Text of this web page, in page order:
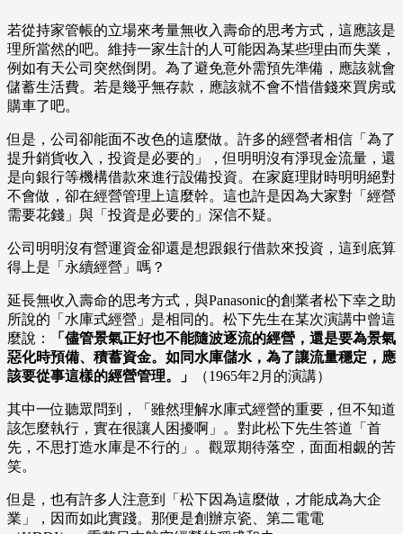
若從持家管帳的立場來考量無收入壽命的思考方式，這應該是
理所當然的吧。維持一家生計的人可能因為某些理由而失業，
例如有天公司突然倒閉。為了避免意外需預先準備，應該就會
儲蓄生活費。若是幾乎無存款，應該就不會不惜借錢來買房或
購車了吧。
但是，公司卻能面不改色的這麼做。許多的經營者相信「為了
提升銷貨收入，投資是必要的」，但明明沒有淨現金流量，還
是向銀行等機構借款來進行設備投資。在家庭理財時明明絕對
不會做，卻在經營管理上這麼幹。這也許是因為大家對「經營
需要花錢」與「投資是必要的」深信不疑。
公司明明沒有營運資金卻還是想跟銀行借款來投資，這到底算
得上是「永續經營」嗎？
延長無收入壽命的思考方式，與Panasonic的創業者松下幸之助
所說的「水庫式經營」是相同的。松下先生在某次演講中曾這
麼說：
「儘管景氣正好也不能隨波逐流的經營，還是要為景氣
惡化時預備、積蓄資金。如同水庫儲水，為了讓流量穩定，應
該要從事這樣的經營管理。」
（1965年2月的演講）
其中一位聽眾問到，「雖然理解水庫式經營的重要，但不知道
該怎麼執行，實在很讓人困擾啊」。對此松下先生答道「首
先，不思打造水庫是不行的」。觀眾期待落空，面面相覷的苦
笑。
但是，也有許多人注意到「松下因為這麼做，才能成為大企
業」，因而如此實踐。那便是創辦京瓷、第二電電